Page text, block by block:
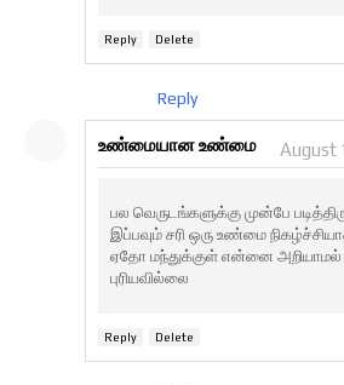
Reply Delete
Reply
உண்மையான உண்மை August
பல வெருடங்களுக்கு முன்பே
இப்பவும் சரி ஒரு உண்மை
ஏதோ மந்துக்குள் என்னை அறியாமல்
புரியவில்லை
Reply Delete